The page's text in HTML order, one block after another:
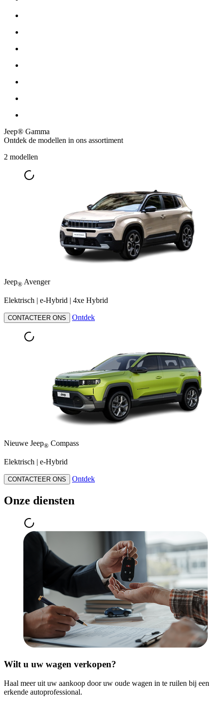
Jeep® Gamma
Ontdek de modellen in ons assortiment
2 modellen
Jeep® Avenger
Elektrisch​ | e-Hybrid | 4xe Hybrid
CONTACTEER ONS Ontdek
Nieuwe Jeep® Compass
Elektrisch​ | e-Hybrid
CONTACTEER ONS Ontdek
Onze diensten
Wilt u uw wagen verkopen?
Haal meer uit uw aankoop door uw oude wagen in te ruilen bij een
erkende autoprofessional.